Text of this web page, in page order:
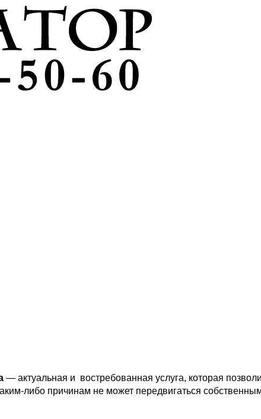
— актуальная и востребованная услуга, которая
либо причинам не может передвигаться